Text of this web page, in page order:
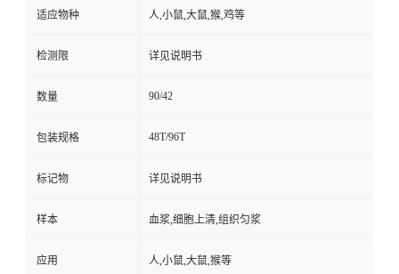
适应物种 人,小鼠,大鼠,猴,鸡等
检测限 详见说明书
数量 90/42
包装规格 48T/96T
标记物 详见说明书
样本 血浆,细胞上清,组织匀浆
应用 人,小鼠,大鼠,猴等